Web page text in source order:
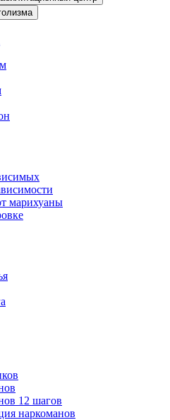
марихуаны
12 шагов
наркоманов